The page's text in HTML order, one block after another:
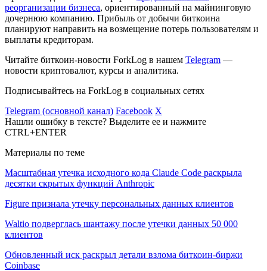
реорганизации бизнеса, ориентированный на майнинговую
дочернюю компанию. Прибыль от добычи биткоина
планируют направить на возмещение потерь пользователям и
выплаты кредиторам.
Читайте биткоин-новости ForkLog в нашем Telegram —
новости криптовалют, курсы и аналитика.
Подписывайтесь на ForkLog в социальных сетях
Telegram (основной канал) Facebook X
Нашли ошибку в тексте? Выделите ее и нажмите
CTRL+ENTER
Материалы по теме
Масштабная утечка исходного кода Claude Code раскрыла
десятки скрытых функций Anthropic
Figure признала утечку персональных данных клиентов
Waltio подверглась шантажу после утечки данных 50 000
клиентов
Обновленный иск раскрыл детали взлома биткоин-биржи
Coinbase